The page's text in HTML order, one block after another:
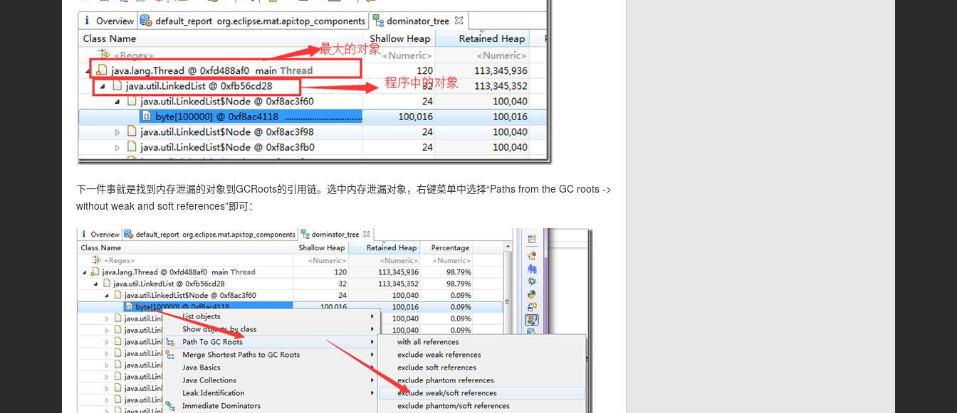
下一件事就是找到内存泄漏的对象到GCRoots的引用链。选中内存泄漏对象，右键菜单中选择“Paths from the GC roots ->
without weak and soft references”即可：